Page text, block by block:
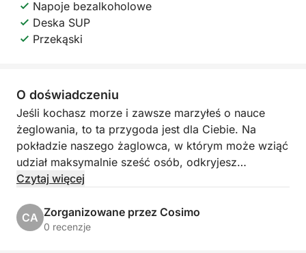
Napoje bezalkoholowe
Deska SUP
Przekąski
O doświadczeniu
Jeśli kochasz morze i zawsze marzyłeś o nauce
żeglowania, to ta przygoda jest dla Ciebie. Na
pokładzie naszego żaglowca, w którym może wziąć
udział maksymalnie sześć osób, odkryjesz
autentyczne emocje związane ze sterowaniem
Procida. Żadnych pracujących silników: tylko szum
fal, siła żagla i wolność otwartego morza. Pod
Czytaj więcej
CA Zorganizowane przez Cosimo
0 recenzje